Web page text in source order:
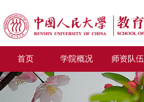
首页 学院概况 师资队伍